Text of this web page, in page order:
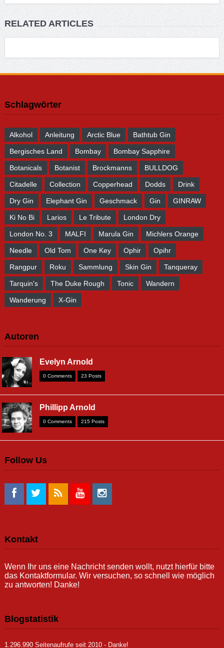
RELATED ARTICLES
Schlagwörter
Alkohol Anleitung Arctic Blue Bathtub Gin
Bergisches Land Bombay Bombay Sapphire
Botanicals Botanist Brockmanns BULLDOG
Citadelle Collection Copperhead Dodds Drink
Dry Gin Elephant Gin Geschmack Gin GINRAW
Ki No Bi Larios Le Tribute London Dry
London No. 3 MALFI Marula Gin Michlers Orange
Needle Old Tom One Key Ophir Opihr
Rangpur Roku Sammlung Skin Gin Tanqueray
Tarquin's The Duke Rough Tonic Wandern
Wanderung X-Gin
Autoren
Evelyn Arnold
0 Comments 23 Posts
Phillipp Arnold
0 Comments 215 Posts
Follow Us
Kontakt
Wenn Ihr uns eine Nachricht senden wollt, nutzt hierfür bitte
das Kontaktformular. Wir versuchen, so schnell wie möglich
zu antworten! Danke!
Blogstatistik
1.296.990 Seitenaufrufe seit 2010 - Danke!